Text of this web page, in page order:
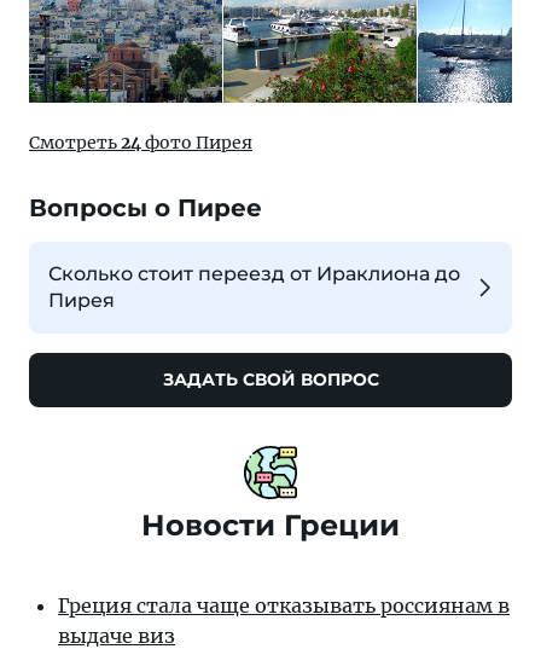
Смотреть24фото Пирея
Вопросы о Пирее
Сколько стоит переезд от Ираклиона до
Пирея
ЗАДАТЬ СВОЙ ВОПРОС
Новости Греции
Греция стала чаще отказывать россиянам в
выдаче виз